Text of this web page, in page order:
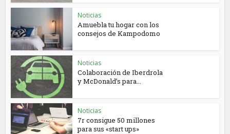
Noticias
Amuebla tu hogar con los
consejos de Kampodomo
Noticias
Colaboración de Iberdrola
y McDonald’s para...
Noticias
7r consigue 50 millones
para sus «start ups»